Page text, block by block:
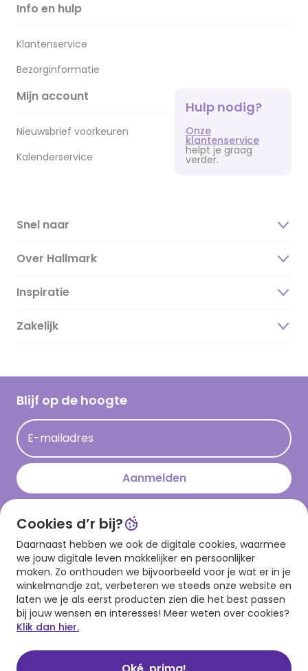
Info en hulp
Klantenservice
Bezorginformatie
Mijn account
Nieuwsbrief voorkeuren
Kalenderservice
Hulp nodig?
Onze
klantenservice
helpt je graag
verder.
Snel naar
Over Hallmark
Over ons
Duurzaamheid
Hallmark Kaartclub
Acties
Persberichten
Hallmark en Kinderpostzegels
Inspiratie
Magazine
Cadeau inspiratie
Kaartinspiratie
Zakelijk
Blijf op de hoogte
E-mailadres
Aanmelden
Download onze app
Cookies d’r bij?
Daarnaast hebben we ook de digitale cookies, waarmee
we jouw digitale leven makkelijker en persoonlijker
maken. Zo onthouden we bijvoorbeeld voor je wat er in je
winkelmandje zat, verbeteren we steeds onze website en
laten we je als eerst producten zien die het best passen
bij jouw wensen en interesses! Meer weten over cookies?
Klik dan hier.